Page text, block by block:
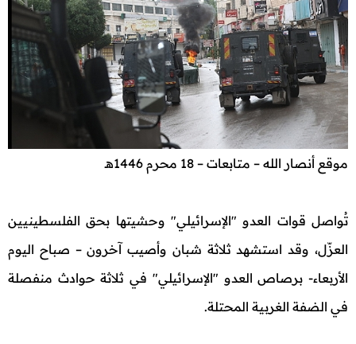
موقع أنصار الله – متابعات – 18 محرم 1446هـ
تُواصل قوات العدو "الإسرائيلي" وحشيتها بحق الفلسطينيين
العزّل، وقد استشهد ثلاثة شبان وأصيب آخرون – صباح اليوم
الأربعاء- برصاص العدو "الإسرائيلي" في ثلاثة حوادث منفصلة
في الضفة الغربية المحتلة.